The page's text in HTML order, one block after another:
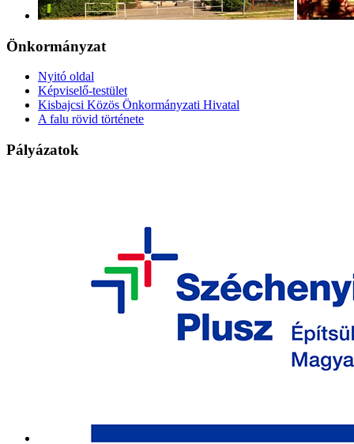
Önkormányzat
Nyitó oldal
Képviselő-testület
Kisbajcsi Közös Önkormányzati Hivatal
A falu rövid története
Pályázatok